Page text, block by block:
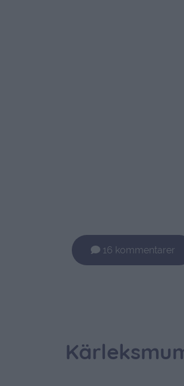
16 kommentarer